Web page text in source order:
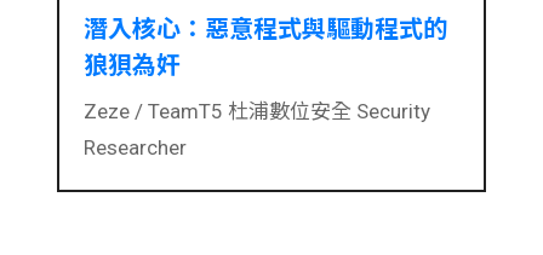
潛入核心：惡意程式與驅動程式的
狼狽為奸
Zeze / TeamT5 杜浦數位安全 Security
Researcher